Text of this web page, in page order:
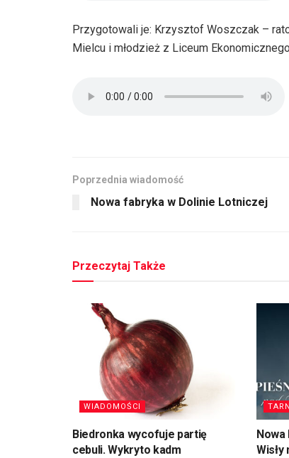
Przygotowali je: Krzysztof Woszczak –
Mielcu i młodzież z Liceum
Poprzednia wiadomość
Nowa fabryka w Dolinie Lotniczej
Przeczytaj Także
WIADOMOŚCI
Biedronka wycofuje partię
cebuli. Wykryto kadm
Nowa
Wisły